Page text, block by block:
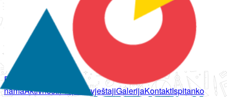
Početna
namaAktivnostiPropisi IzvještajiGalerijaKontaktIspitanko